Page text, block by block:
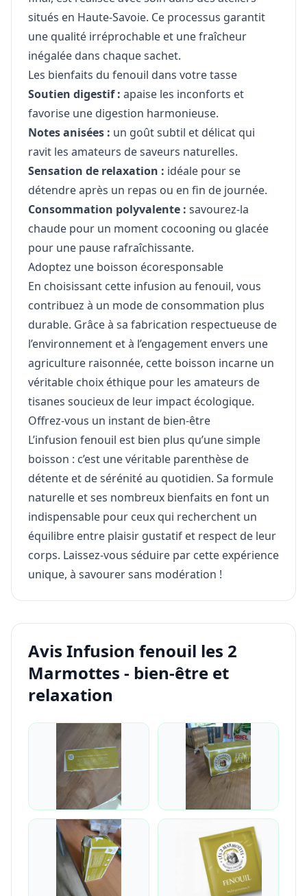
situés en Haute-Savoie. Ce processus garantit
une qualité irréprochable et une fraîcheur
inégalée dans chaque sachet.
Les bienfaits du fenouil dans votre tasse
Soutien digestif : apaise les inconforts et
favorise une digestion harmonieuse.
Notes anisées : un goût subtil et délicat qui
ravit les amateurs de saveurs naturelles.
Sensation de relaxation : idéale pour se
détendre après un repas ou en fin de journée.
Consommation polyvalente : savourez-la
chaude pour un moment cocooning ou glacée
pour une pause rafraîchissante.
Adoptez une boisson écoresponsable
En choisissant cette infusion au fenouil, vous
contribuez à un mode de consommation plus
durable. Grâce à sa fabrication respectueuse de
l’environnement et à l’engagement envers une
agriculture raisonnée, cette boisson incarne un
véritable choix éthique pour les amateurs de
tisanes soucieux de leur impact écologique.
Offrez-vous un instant de bien-être
L’infusion fenouil est bien plus qu’une simple
boisson : c’est une véritable parenthèse de
détente et de sérénité au quotidien. Sa formule
naturelle et ses nombreux bienfaits en font un
indispensable pour ceux qui recherchent un
équilibre entre plaisir gustatif et respect de leur
corps. Laissez-vous séduire par cette expérience
unique, à savourer sans modération !
Avis Infusion fenouil les 2
Marmottes - bien-être et
relaxation